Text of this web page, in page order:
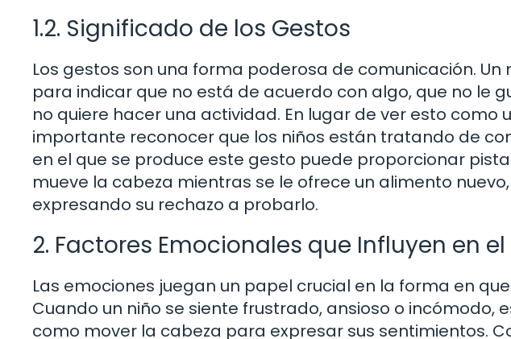
1.2. Significado de los Gestos
Los gestos son una forma poderosa de comunicación.
para indicar que no está de acuerdo con algo, que no le
no quiere hacer una actividad. En lugar de ver esto como
importante reconocer que los niños están tratando de
en el que se produce este gesto puede proporcionar
mueve la cabeza mientras se le ofrece un alimento
expresando su rechazo a probarlo.
2. Factores Emocionales que Influyen en
Las emociones juegan un papel crucial en la forma en
Cuando un niño se siente frustrado, ansioso o incómodo,
como mover la cabeza para expresar sus sentimientos.